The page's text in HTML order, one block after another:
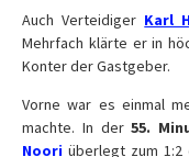
Auch Verteidiger Karl
Mehrfach klärte er in
Konter der Gastgeber.
Vorne war es einmal
machte. In der55.
Noori überlegt zum 1:2